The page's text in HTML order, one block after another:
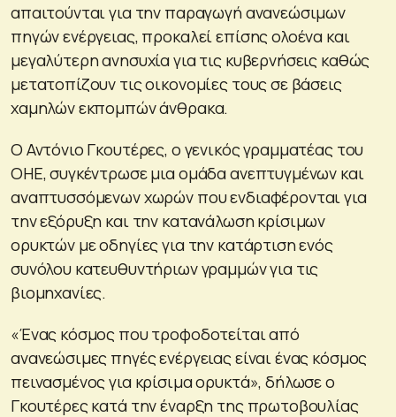
απαιτούνται για την παραγωγή ανανεώσιμων
πηγών ενέργειας, προκαλεί επίσης ολοένα και
μεγαλύτερη ανησυχία για τις κυβερνήσεις καθώς
μετατοπίζουν τις οικονομίες τους σε βάσεις
χαμηλών εκπομπών άνθρακα.
Ο Αντόνιο Γκουτέρες, ο γενικός γραμματέας του
ΟΗΕ, συγκέντρωσε μια ομάδα ανεπτυγμένων και
αναπτυσσόμενων χωρών που ενδιαφέρονται για
την εξόρυξη και την κατανάλωση κρίσιμων
ορυκτών με οδηγίες για την κατάρτιση ενός
συνόλου κατευθυντήριων γραμμών για τις
βιομηχανίες.
«Ένας κόσμος που τροφοδοτείται από
ανανεώσιμες πηγές ενέργειας είναι ένας κόσμος
πεινασμένος για κρίσιμα ορυκτά», δήλωσε ο
Γκουτέρες κατά την έναρξη της πρωτοβουλίας